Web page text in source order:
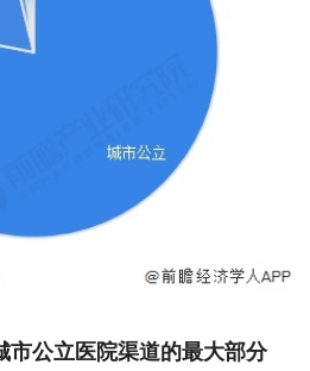
公立医院渠道的最大部分